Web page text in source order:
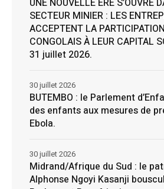
SECTEUR MINIER : LES
ACCEPTENT LA
CONGOLAIS À LEUR CAPITAL
31 juillet 2026.
BUTEMBO : le Parlement
des enfants aux mesures de
Ebola.
30 juillet 2026
Midrand/Afrique du Sud : le
Alphonse Ngoyi Kasanji
30 juillet 2026